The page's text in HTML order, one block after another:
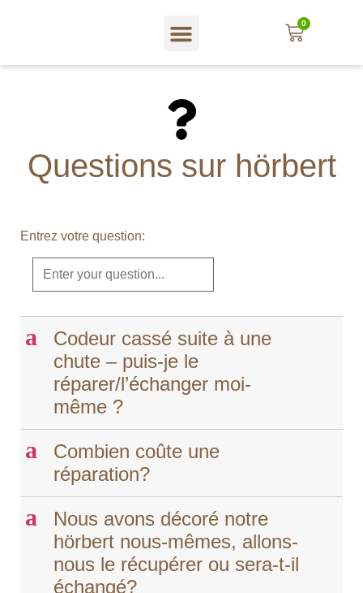
0
Questions sur hörbert
Entrez votre question:
a
Codeur cassé suite à une
chute – puis-je le
réparer/l’échanger moi-
même ?
a
Combien coûte une
réparation?
a
Nous avons décoré notre
hörbert nous-mêmes, allons-
nous le récupérer ou sera-t-il
échangé?